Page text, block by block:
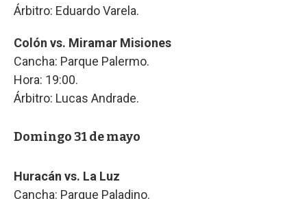
Árbitro: Eduardo Varela.
Colón vs. Miramar Misiones
Cancha: Parque Palermo.
Hora: 19:00.
Árbitro: Lucas Andrade.
Domingo 31 de mayo
Huracán vs. La Luz
Cancha: Parque Paladino.